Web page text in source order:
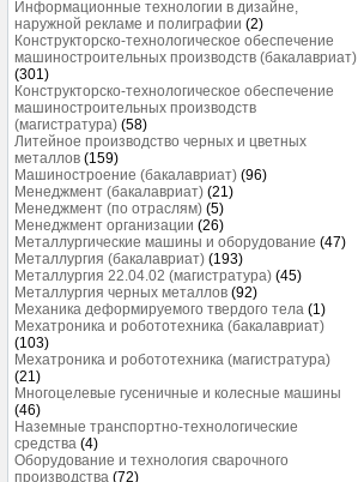
Информационные технологии в дизайне,
наружной рекламе и полиграфии (2)
Конструкторско-технологическое обеспечение
машиностроительных производств (бакалавриат)
(301)
Конструкторско-технологическое обеспечение
машиностроительных производств
(магистратура) (58)
Литейное производство черных и цветных
металлов (159)
Машиностроение (бакалавриат) (96)
Менеджмент (бакалавриат) (21)
Менеджмент (по отраслям) (5)
Менеджмент организации (26)
Металлургические машины и оборудование (47)
Металлургия (бакалавриат) (193)
Металлургия 22.04.02 (магистратура) (45)
Металлургия черных металлов (92)
Механика деформируемого твердого тела (1)
Мехатроника и робототехника (бакалавриат)
(103)
Мехатроника и робототехника (магистратура)
(21)
Многоцелевые гусеничные и колесные машины
(46)
Наземные транспортно-технологические
средства (4)
Оборудование и технология сварочного
производства (72)